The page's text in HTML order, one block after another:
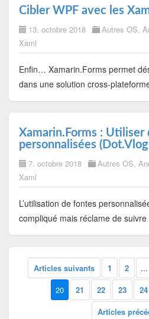
Cibler WPF avec les
13. octobre 2018 Autres OS,
Xaml
Enfin… Xamarin.Forms permet
dans une solution cross-
Xamarin.Forms : Utiliser
personnalisées (Dot.Vlog
7. octobre 2018 Autres OS,
Xaml
L’utilisation de fontes
compliqué mais réclame de suivre
Articles suivants 1 2 ...
20
21 22 23 24
Articles